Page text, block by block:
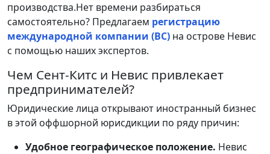
производства.Нет времени разбираться
самостоятельно? Предлагаем регистрацию
международной компании (BC) на острове Невис
с помощью наших экспертов.
Чем Сент-Китс и Невис привлекает
предпринимателей?
Юридические лица открывают иностранный бизнес
в этой оффшорной юрисдикции по ряду причин:
Удобное географическое положение. Невис